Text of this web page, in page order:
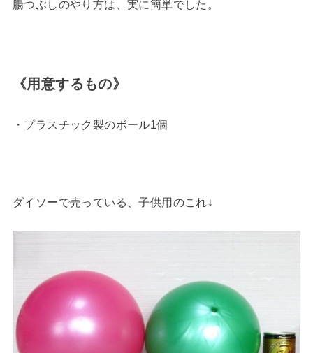
腸つぶしのやり方は、実に簡単でした。
《用意するもの》
・プラスチック製のボール1個
ダイソーで売っている、子供用のこれ↓